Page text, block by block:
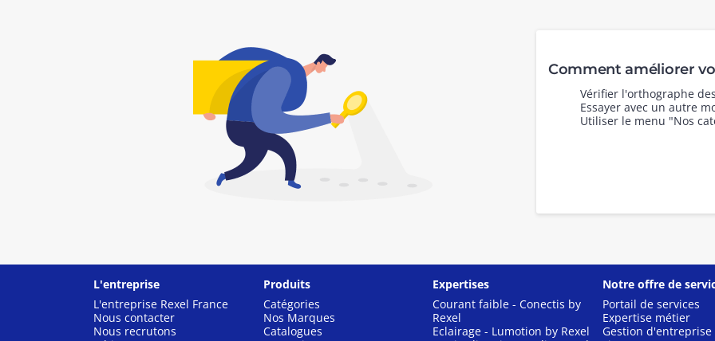
Comment améliorer
Vérifier l'orthographe
Essayer avec un autre
Utiliser le menu "Nos
L'entreprise
L'entreprise Rexel France
Nous contacter
Nous recrutons
Produits
Catégories
Nos Marques
Catalogues
Expertises
Courant faible - Conectis by
Rexel
Eclairage - Lumotion by Rexel
Notre offre de
Portail de services
Expertise métier
Gestion d'entreprise